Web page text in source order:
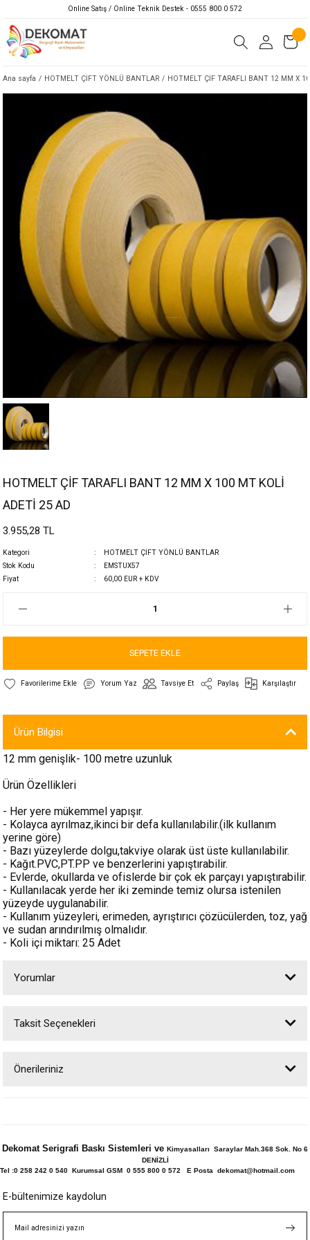
Online Satış / Online Teknik Destek - 0555 800 0 572
Ana sayfa HOTMELT ÇİFT YÖNLÜ BANTLAR HOTMELT ÇİF TARAFLI BANT 12 MM X
HOTMELT ÇİF TARAFLI BANT 12 MM X 100 MT KOLİ
ADETİ 25 AD
3.955,28 TL
Kategori
HOTMELT ÇİFT YÖNLÜ BANTLAR
Stok Kodu
EMSTUX57
Fiyat
60,00 EUR + KDV
SEPETE EKLE
Yorum Yaz Tavsiye Et Paylaş Karşılaştır
Ürün Bilgisi
12 mm genişlik- 100 metre uzunluk
Ürün Özellikleri
- Her yere mükemmel yapışır.
- Kolayca ayrılmaz,ikinci bir defa kullanılabilir.(ilk kullanım
yerine göre)
- Bazı yüzeylerde dolgu,takviye olarak üst üste kullanılabilir.
- Kağıt.PVC,PT.PP ve benzerlerini yapıştırabilir.
- Evlerde, okullarda ve ofislerde bir çok ek parçayı yapıştırabilir.
- Kullanılacak yerde her iki zeminde temiz olursa istenilen
yüzeyde uygulanabilir.
- Kullanım yüzeyleri, erimeden, ayrıştırıcı çözücülerden, toz, yağ
ve sudan arındırılmış olmalıdır.
- Koli içi miktarı: 25 Adet
Yorumlar
Taksit Seçenekleri
Önerileriniz
Ürün resmi kalitesiz, bozuk veya görüntülenemiyor.
Ürün fiyatı diğer sitelerden daha pahalı.
Dekomat Serigrafi Baskı Sistemleri ve Kimyasalları Saraylar Mah.368 Sok. No 6
DENİZLİ
Tel :0 258 242 0 540 Kurumsal GSM 0 555 800 0 572 E Posta dekomat@hotmail.com
E-bültenimize kaydolun